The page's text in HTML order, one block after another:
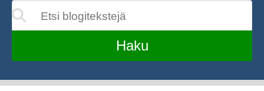
Etsi blogitekstejä
kirjoittaessasi
Haku